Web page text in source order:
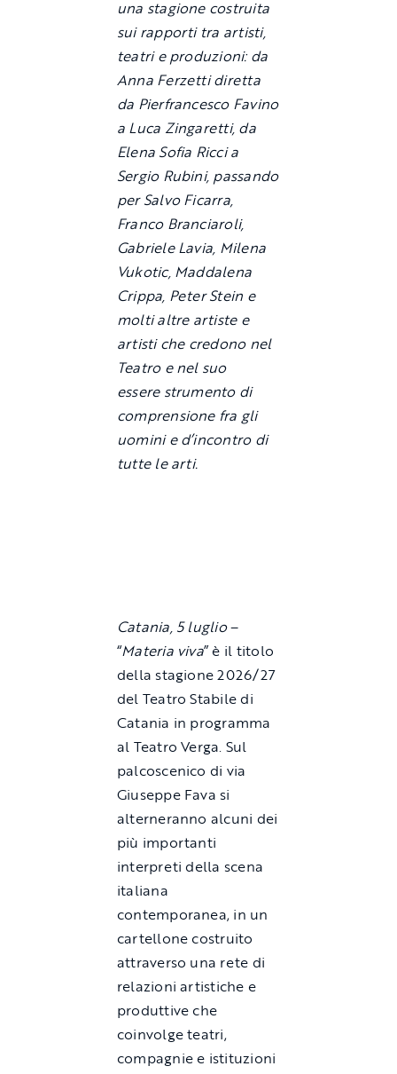
una stagione costruita
sui rapporti tra artisti,
teatri e produzioni: da
Anna Ferzetti diretta
da Pierfrancesco Favino
a Luca Zingaretti, da
Elena Sofia Ricci a
Sergio Rubini, passando
per Salvo Ficarra,
Franco Branciaroli,
Gabriele Lavia, Milena
Vukotic, Maddalena
Crippa, Peter Stein e
molti altre artiste e
artisti che credono nel
Teatro e nel suo
essere strumento di
comprensione fra gli
uomini e d’incontro di
tutte le arti.
Catania, 5 luglio–
“Materia viva” è il titolo
della stagione 2026/27
del Teatro Stabile di
Catania in programma
al Teatro Verga. Sul
palcoscenico di via
Giuseppe Fava si
alterneranno alcuni dei
più importanti
interpreti della scena
italiana
contemporanea, in un
cartellone costruito
attraverso una rete di
relazioni artistiche e
produttive che
coinvolge teatri,
compagnie e istituzioni